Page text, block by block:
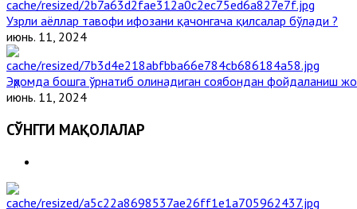
Узрли аёллар тавофи ифозани қачонгача қилсалар бўлади ?
июнь. 11, 2024
Эҳромда бошга ўрнатиб олинадиган соябондан фойдаланиш
июнь. 11, 2024
СЎНГГИ МАҚОЛАЛАР